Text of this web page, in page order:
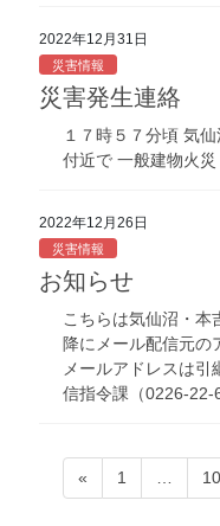
2022年12月31日
災害情報
災害発生連絡
１７時５７分頃 気
付近で 一般建物火
2022年12月26日
災害情報
お知らせ
こちらは気仙沼・本
降にメール配信元の
メールアドレスは引
信指令課（0226-
«
固
定
1 …
固
定
10